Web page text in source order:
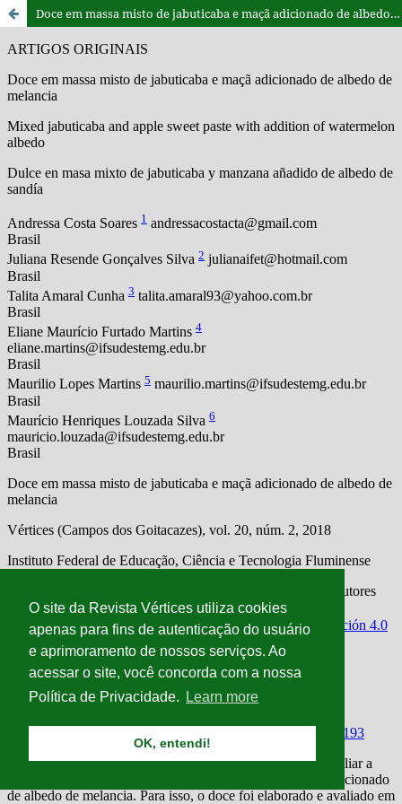
O site da Revista Vértices utiliza cookies
apenas para fins de autenticação do usuário
e aprimoramento de nossos serviços. Ao
acessar o site, você concorda com a nossa
Política de Privacidade.
Learn more
OK, entendi!
Doce em massa misto de jabuticaba e maçã adicionado de albedo de melancia